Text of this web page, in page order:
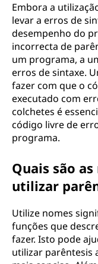
Embora a
levar a erros de
desempenho do
incorrecta de
um programa, a
erros de sintaxe.
fazer com que o
executado com
colchetes é
código livre de
programa.
Quais são
utilizar
Utilize nomes
funções que
fazer. Isto pode
utilizar parêntesis